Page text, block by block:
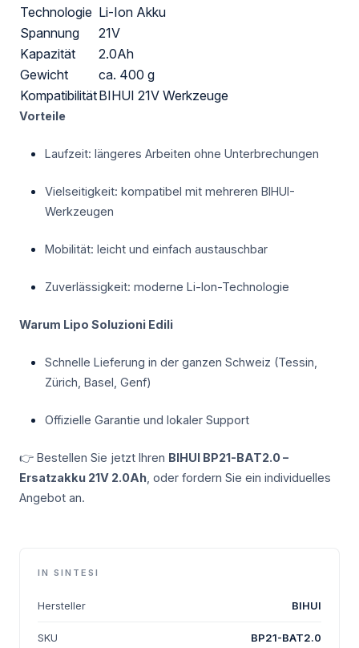
Technologie Li-Ion Akku
Spannung
21V
Kapazität
2.0Ah
Gewicht
ca. 400 g
KompatibilitätBIHUI 21V Werkzeuge
Vorteile
Laufzeit: längeres Arbeiten ohne Unterbrechungen
Vielseitigkeit: kompatibel mit mehreren BIHUI-
Werkzeugen
Mobilität: leicht und einfach austauschbar
Zuverlässigkeit: moderne Li-Ion-Technologie
Warum Lipo Soluzioni Edili
Schnelle Lieferung in der ganzen Schweiz (Tessin,
Zürich, Basel, Genf)
Offizielle Garantie und lokaler Support
👉 Bestellen Sie jetzt Ihren BIHUI BP21-BAT2.0 –
Ersatzakku 21V 2.0Ah , oder fordern Sie ein individuelles
Angebot an.
IN SINTESI
Hersteller BIHUI
SKU BP21-BAT2.0